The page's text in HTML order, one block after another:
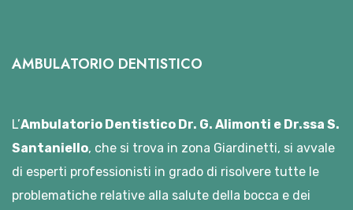
AMBULATORIO DENTISTICO
L’Ambulatorio Dentistico Dr. G. Alimonti e Dr.ssa S.
Santaniello, che si trova in zona Giardinetti, si avvale
di esperti professionisti in grado di risolvere tutte le
problematiche relative alla salute della bocca e dei